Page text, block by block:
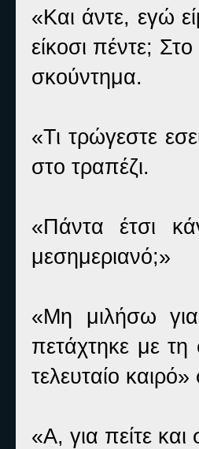
«Και άντε, εγώ
είκοσι πέντε;
σκούντημα.
«Τι τρώγεστε
στο τραπέζι.
«Πάντα έτσι
μεσημεριανό;»
«Μη μιλήσω
πετάχτηκε με τη
τελευταίο
«Α, για πείτε